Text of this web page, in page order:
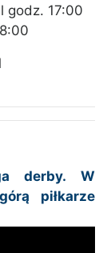
godz. 17:00
derby. W
piłkarze